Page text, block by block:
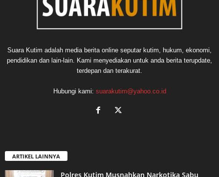
Suara Kutim adalah media berita online seputar kutim, hukum, ekonomi,
pendidikan dan lain-lain. Kami menyediakan untuk anda berita terupdate,
terdepan dan terakurat.
Hubungi kami: suarakutim@yahoo.co.id
ARTIKEL LAINNYA
Polres Kutim Musnahkan Narkotika Sabu